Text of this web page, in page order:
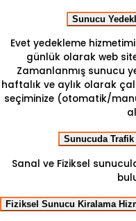
Sunucu
Evet yedekleme
günlük olarak web
Zamanlanmış sunucu
haftalık ve aylık olarak
seçiminize (otomatik/
Sunucuda
Sanal ve Fiziksel
Fiziksel Sunucu Kiralama